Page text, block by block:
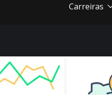
Carreiras